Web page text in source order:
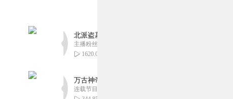
北派盗墓笔记丨头陀渊出品丨悬疑灵异丨摸金校尉
主播粉丝1659万
1620.08万
万古神帝丨玄幻丨热血丨紫襟团队演播丨多人有声
连载节目超二百集